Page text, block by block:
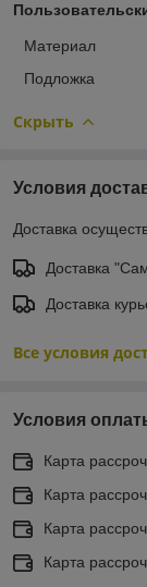
Материал
Подложка
Скрыть
Условия
Доставка
Доставка
Доставка
Все условия
Условия
Карта
Карта
Карта
Карта